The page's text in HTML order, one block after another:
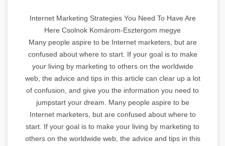
Internet Marketing Strategies You Need To Have Are
Here Csolnok Komárom-Esztergom megye
Many people aspire to be Internet marketers, but are
confused about where to start. If your goal is to make
your living by marketing to others on the worldwide
web, the advice and tips in this article can clear up a lot
of confusion, and give you the information you need to
jumpstart your dream. Many people aspire to be
Internet marketers, but are confused about where to
start. If your goal is to make your living by marketing to
others on the worldwide web, the advice and tips in this